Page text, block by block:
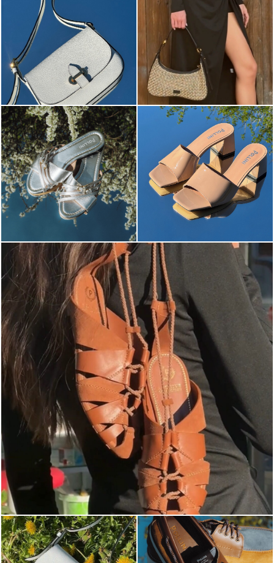
Elevate your desire for a last-minute escape with th...